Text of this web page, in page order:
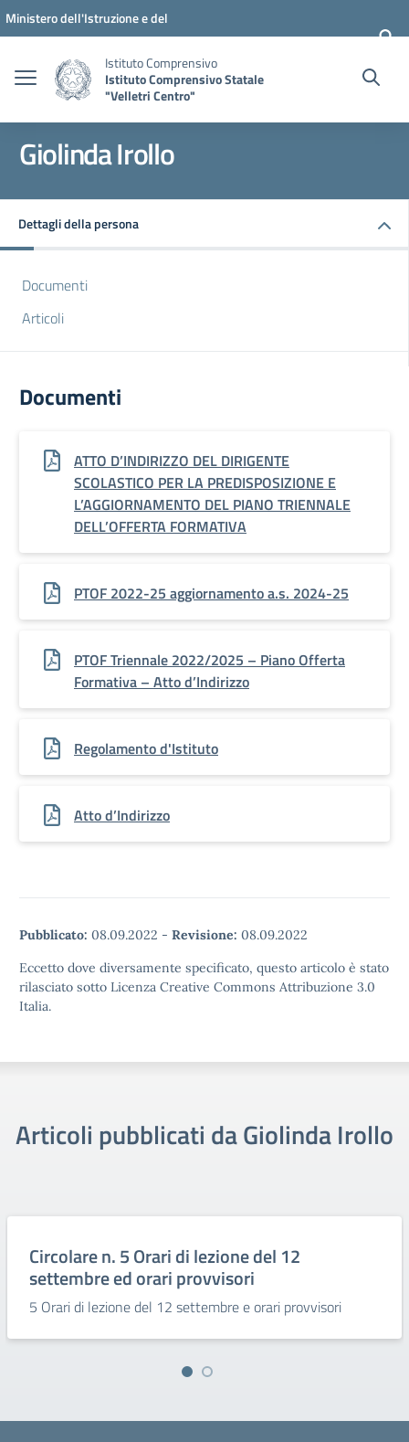
Vai ai contenuti
Vai al menu di navigazione
Vai al footer
Ministero dell'Istruzione e del
Istituto Comprensivo
Istituto Comprensivo Statale
"Velletri Centro"
Giolinda Irollo
Dettagli della persona
Documenti
Articoli
Documenti
ATTO D’INDIRIZZO DEL DIRIGENTE
SCOLASTICO PER LA PREDISPOSIZIONE E
L’AGGIORNAMENTO DEL PIANO TRIENNALE
DELL’OFFERTA FORMATIVA
PTOF 2022-25 aggiornamento a.s. 2024-25
PTOF Triennale 2022/2025 – Piano Offerta
Formativa – Atto d’Indirizzo
Regolamento d'Istituto
Atto d’Indirizzo
Pubblicato: 08.09.2022 - Revisione: 08.09.2022
Eccetto dove diversamente specificato, questo articolo è stato
rilasciato sotto Licenza Creative Commons Attribuzione 3.0
Italia.
Articoli pubblicati da Giolinda Irollo
Circolare n. 5 Orari di lezione del 12
settembre ed orari provvisori
5 Orari di lezione del 12 settembre e orari provvisori